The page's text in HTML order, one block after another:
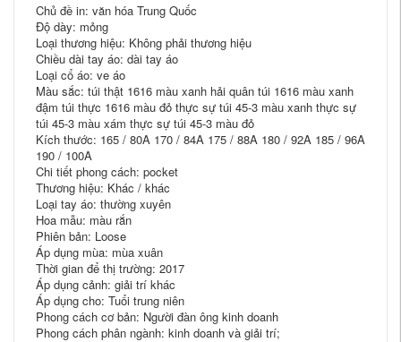
Chủ đề in: văn hóa Trung Quốc
Độ dày: mỏng
Loại thương hiệu: Không phải thương hiệu
Chiều dài tay áo: dài tay áo
Loại cổ áo: ve áo
Màu sắc: túi thật 1616 màu xanh hải quân túi 1616 màu xanh
đậm túi thực 1616 màu đỏ thực sự túi 45-3 màu xanh thực sự
túi 45-3 màu xám thực sự túi 45-3 màu đỏ
Kích thước: 165 / 80A 170 / 84A 175 / 88A 180 / 92A 185 / 96A
190 / 100A
Chi tiết phong cách: pocket
Thương hiệu: Khác / khác
Loại tay áo: thường xuyên
Hoa mẫu: màu rắn
Phiên bản: Loose
Áp dụng mùa: mùa xuân
Thời gian để thị trường: 2017
Áp dụng cảnh: giải trí khác
Áp dụng cho: Tuổi trung niên
Phong cách cơ bản: Người đàn ông kinh doanh
Phong cách phân ngành: kinh doanh và giải trí;